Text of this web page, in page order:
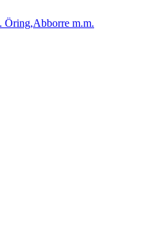
Öring,Abborre m.m.